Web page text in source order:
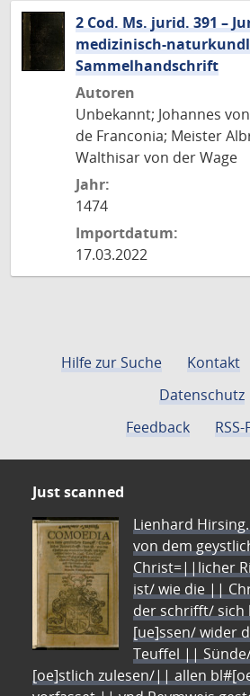
2 Cod. Ms. jurid. 391 –
medizinisch-
Sammelhandschrift
Autoren
Unbekannt; Johannes
de Franconia; Meister
Walthisar von der Wage
Jahr:
1474
Importdatum:
17.03.2022
Hilfe zur Suche Kontakt
Datenschutz
Feedback
Just scanned
Lienhard
von dem
Christ=||licher
ist/ wie die ||
der schrifft/
[ue]ssen/ wider
Teuffel ||
[oe]stlich zulesen/|| allen